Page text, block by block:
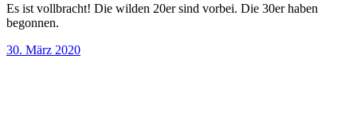
Es ist vollbracht! Die wilden 20er sind vorbei. Die 30er haben
begonnen.
30. März 2020